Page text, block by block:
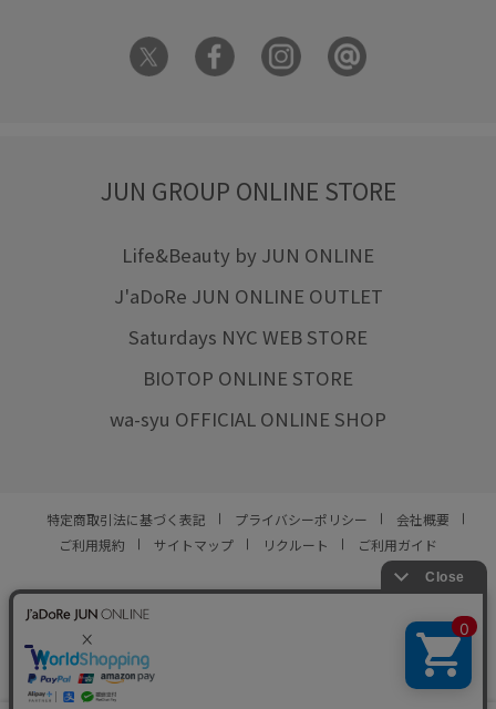
JUN GROUP ONLINE STORE
Life&Beauty by JUN ONLINE
J'aDoRe JUN ONLINE OUTLET
Saturdays NYC WEB STORE
BIOTOP ONLINE STORE
wa-syu OFFICIAL ONLINE SHOP
特定商取引法に基づく表記 プライバシーポリシー
会社概要
ご利用規約
サイトマップ リクルート ご利用ガイド
© JUN CO.,LTD. ALL RIGHTS RESERVED.